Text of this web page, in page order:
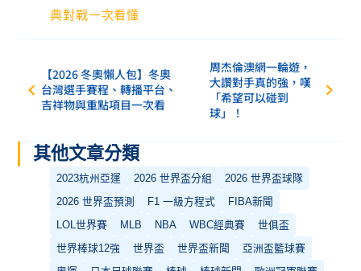
典對戰一次看懂
【2026 冬奧懶人包】冬奧
台灣選手賽程、轉播平台、
吉祥物與重點項目一次看
周杰倫澳網一輪遊，
大讚對手真的強，嘆
「希望可以碰到
球」！
其他文章分類
2023杭州亞運 2026 世界盃分組
2026 世界盃球隊
2026 世界盃預測
F1 一級方程式
FIBA新聞
LOL世界賽
MLB NBA WBC經典賽
世俱盃
世界棒球12強
世界盃 世界盃新聞
亞洲盃籃球賽